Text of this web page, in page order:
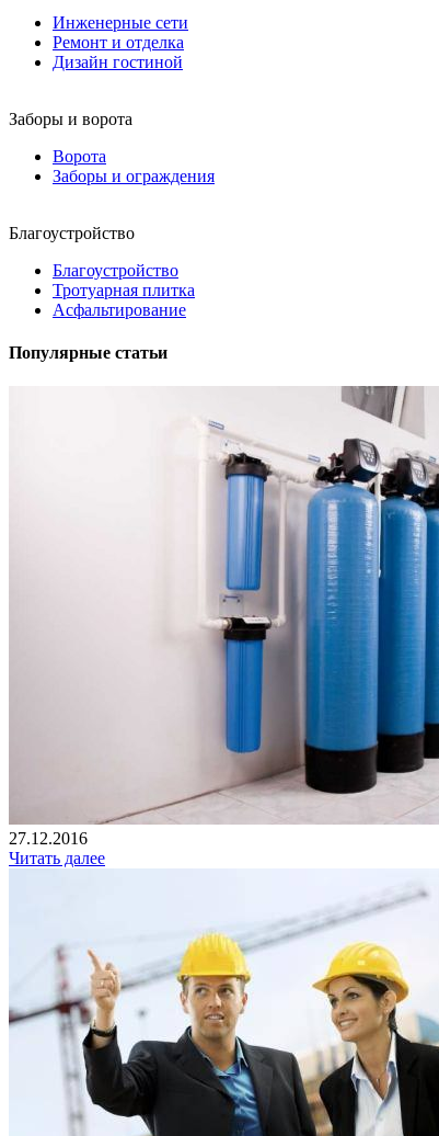
Инженерные сети
Ремонт и отделка
Дизайн гостиной
Заборы и ворота
Ворота
Заборы и ограждения
Благоустройство
Благоустройство
Тротуарная плитка
Асфальтирование
Популярные статьи
27.12.2016
Читать далее